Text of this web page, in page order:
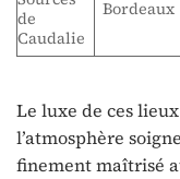
de
Caudalie
Bordeaux
Le luxe de ces
l’atmosphère
finement maîtrisé